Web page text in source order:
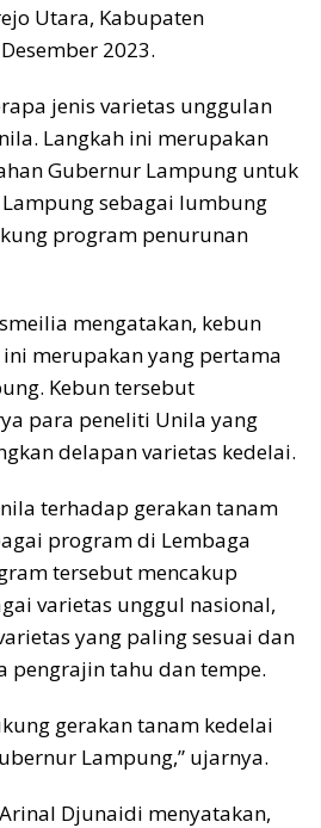
Utara, Kabupaten
2023.
jenis varietas unggulan
Langkah ini merupakan
Gubernur Lampung untuk
sebagai lumbung
program penurunan
mengatakan, kebun
merupakan yang pertama
Kebun tersebut
para peneliti Unila yang
delapan varietas kedelai.
terhadap gerakan tanam
program di Lembaga
tersebut mencakup
varietas unggul nasional,
yang paling sesuai dan
pengrajin tahu dan tempe.
gerakan tanam kedelai
Lampung,” ujarnya.
Djunaidi menyatakan,